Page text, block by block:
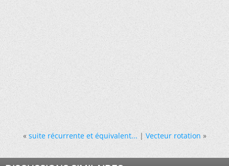
« suite récurrente et équivalent...|Vecteur rotation »